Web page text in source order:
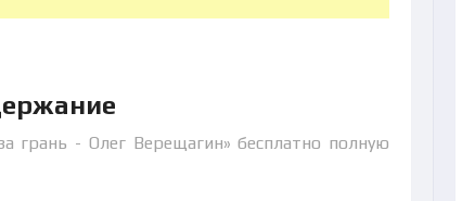
грань - Олег Верещагин» бесплатно полную